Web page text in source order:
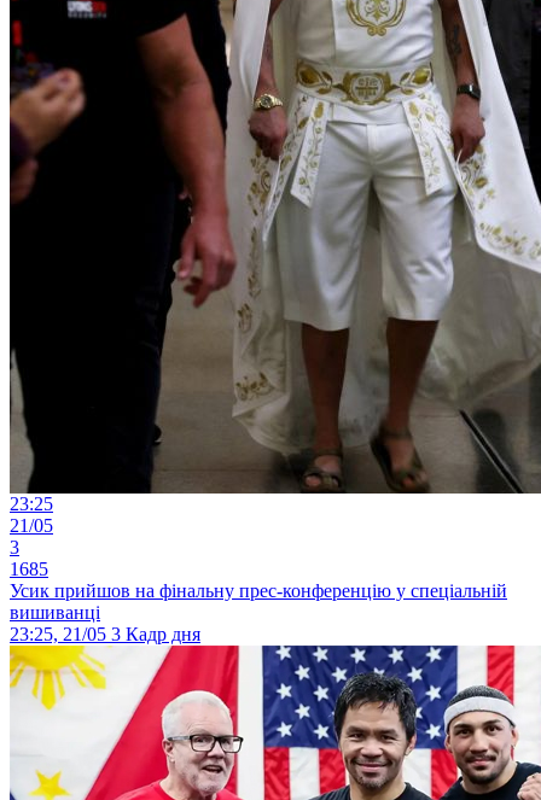
23:25
21/05
3
1685
Усик прийшов на фінальну прес-конференцію у спеціальній
вишиванці
23:25, 21/05 3 Кадр дня